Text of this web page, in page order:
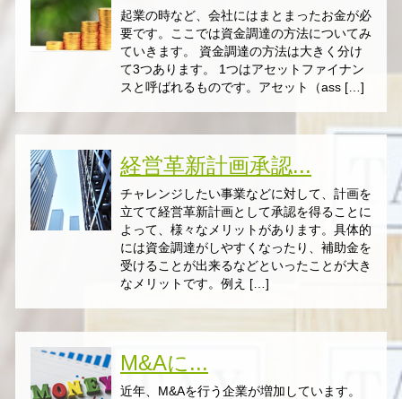
起業の時など、会社にはまとまったお金が必
要です。ここでは資金調達の方法についてみ
ていきます。 資金調達の方法は大きく分け
て3つあります。 1つはアセットファイナン
スと呼ばれるものです。アセット（ass […]
経営革新計画承認...
チャレンジしたい事業などに対して、計画を
立てて経営革新計画として承認を得ることに
よって、様々なメリットがあります。具体的
には資金調達がしやすくなったり、補助金を
受けることが出来るなどといったことが大き
なメリットです。例え […]
M&Aに...
近年、M&Aを行う企業が増加しています。